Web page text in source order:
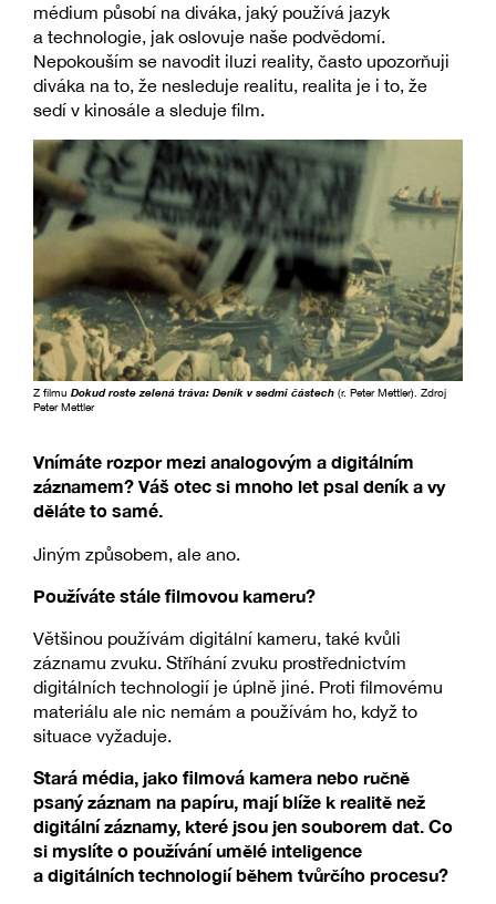
médium působí na diváka, jaký používá jazyk
a technologie, jak oslovuje naše podvědomí.
Nepokouším se navodit iluzi reality, často upozorňuji
diváka na to, že nesleduje realitu, realita je i to, že
sedí v kinosále a sleduje film.
Z filmu Dokud roste zelená tráva: Deník v sedmi částech (r. Peter Mettler). Zdroj
Peter Mettler
Vnímáte rozpor mezi analogovým a digitálním
záznamem? Váš otec si mnoho let psal deník a vy
děláte to samé.
Jiným způsobem, ale ano.
Používáte stále filmovou kameru?
Většinou používám digitální kameru, také kvůli
záznamu zvuku. Stříhání zvuku prostřednictvím
digitálních technologií je úplně jiné. Proti filmovému
materiálu ale nic nemám a používám ho, když to
situace vyžaduje.
Stará média, jako filmová kamera nebo ručně
psaný záznam na papíru, mají blíže k realitě než
digitální záznamy, které jsou jen souborem dat. Co
si myslíte o používání umělé inteligence
a digitálních technologií během tvůrčího procesu?